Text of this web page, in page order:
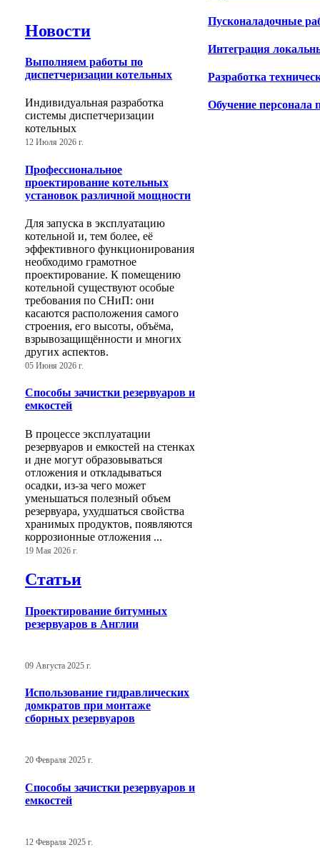
Новости
Выполняем работы по
диспетчеризации котельных
Индивидуальная разработка
системы диспетчеризации
котельных
12 Июля 2026 г.
Профессиональное
проектирование котельных
установок различной мощности
Для запуска в эксплуатацию
котельной и, тем более, её
эффективного функционирования
необходимо грамотное
проектирование. К помещению
котельной существуют особые
требования по СНиП: они
касаются расположения самого
строения, его высоты, объёма,
взрывозащищённости и многих
других аспектов.
05 Июня 2026 г.
Способы зачистки резервуаров и
емкостей
В процессе эксплуатации
резервуаров и емкостей на стенках
и дне могут образовываться
отложения и откладываться
осадки, из-за чего может
уменьшаться полезный объем
резервуара, ухудшаться свойства
хранимых продуктов, появляются
коррозионные отложения ...
19 Мая 2026 г.
Статьи
Проектирование битумных
резервуаров в Англии
09 Августа 2025 г.
Использование гидравлических
домкратов при монтаже
сборных резервуаров
20 Февраля 2025 г.
Способы зачистки резервуаров и
емкостей
12 Февраля 2025 г.
Пусконаладочные
Интеграция
Разработка
Обучение